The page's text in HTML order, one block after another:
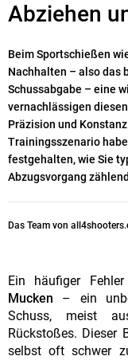
Abziehen
Beim Sportschießen
Nachhalten – also das
Schussabgabe – eine
vernachlässigen
Präzision und
Trainingsszenario
festgehalten, wie Sie
Abzugsvorgang
Das Team von
Ein häufiger
Mucken – ein
Schuss, meist
Rückstoßes. Dieser
selbst oft schwer